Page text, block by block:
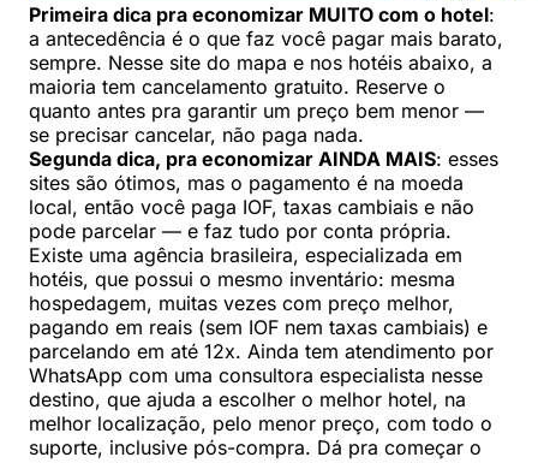
Primeira dica pra economizar MUITO com o hotel:
a antecedência é o que faz você pagar mais barato,
sempre. Nesse site do mapa e nos hotéis abaixo, a
maioria tem cancelamento gratuito. Reserve o
quanto antes pra garantir um preço bem menor —
se precisar cancelar, não paga nada.
Segunda dica, pra economizar AINDA MAIS: esses
sites são ótimos, mas o pagamento é na moeda
local, então você paga IOF, taxas cambiais e não
pode parcelar — e faz tudo por conta própria.
Existe uma agência brasileira, especializada em
hotéis, que possui o mesmo inventário: mesma
hospedagem, muitas vezes com preço melhor,
pagando em reais (sem IOF nem taxas cambiais) e
parcelando em até 12x. Ainda tem atendimento por
WhatsApp com uma consultora especialista nesse
destino, que ajuda a escolher o melhor hotel, na
melhor localização, pelo menor preço, com todo o
suporte, inclusive pós-compra. Dá pra começar o